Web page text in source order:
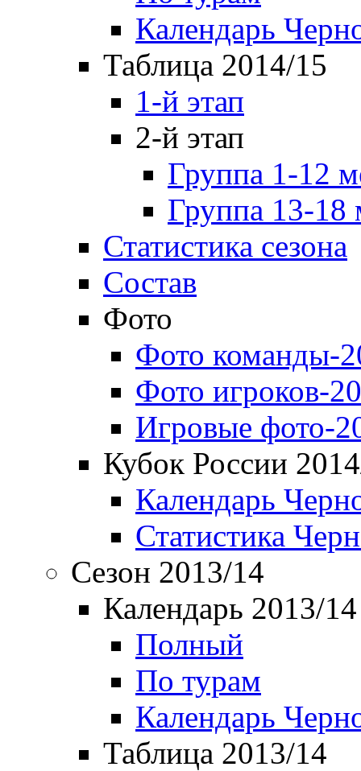
Календарь
Таблица 2014/15
1-й этап
2-й этап
Группа 1-12
Группа 13-18
Статистика сезона
Состав
Фото
Фото команды-
Фото игроков-
Игровые фото-
Кубок России
Календарь
Статистика
Сезон 2013/14
Календарь 2013/14
Полный
По турам
Календарь
Таблица 2013/14